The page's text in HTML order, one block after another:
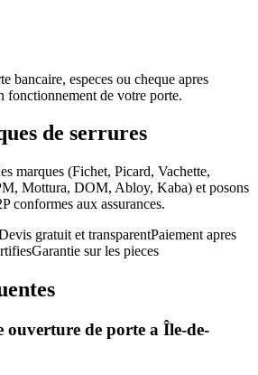
bancaire, especes ou cheque apres
fonctionnement de votre porte.
de serrures
marques (Fichet, Picard, Vachette,
Mottura, DOM, Abloy, Kaba) et posons
conformes aux assurances.
gratuit et transparentPaiement apres
Garantie sur les pieces
ouverture de porte a Île-de-